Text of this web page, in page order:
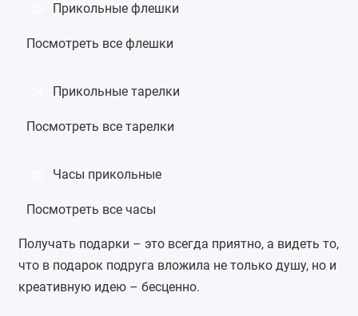
Прикольные флешки
Посмотреть все флешки
Прикольные тарелки
Посмотреть все тарелки
Часы прикольные
Посмотреть все часы
Получать подарки – это всегда приятно, а видеть то,
что в подарок подруга вложила не только душу, но и
креативную идею – бесценно.